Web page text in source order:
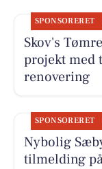
SPONSORERET
Skov's
projekt med
renovering
SPONSORERET
Nybolig
tilmelding